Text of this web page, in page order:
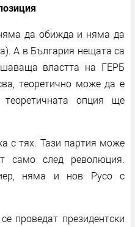
да обижда и няма да
А в България нещата са
властта на ГЕРБ
теоретично може да е
опция ще
с тях. Тази партия може
само след революция.
няма и нов Русо с
проведат президентски